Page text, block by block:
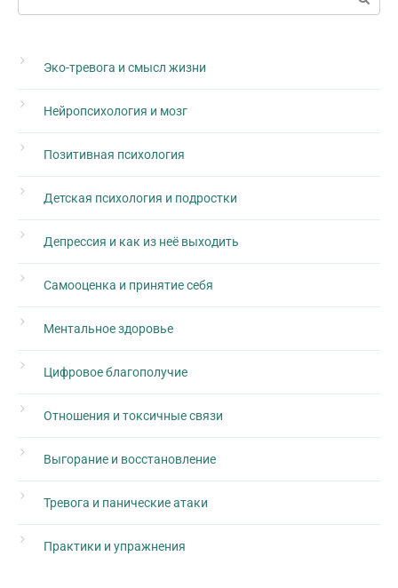
Эко-тревога и смысл жизни
Нейропсихология и мозг
Позитивная психология
Детская психология и подростки
Депрессия и как из неё выходить
Самооценка и принятие себя
Ментальное здоровье
Цифровое благополучие
Отношения и токсичные связи
Выгорание и восстановление
Тревога и панические атаки
Практики и упражнения